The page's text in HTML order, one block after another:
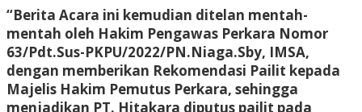
“Berita Acara ini kemudian ditelan mentah-
mentah oleh Hakim Pengawas Perkara Nomor
63/Pdt.Sus-PKPU/2022/PN.Niaga.Sby, IMSA,
dengan memberikan Rekomendasi Pailit kepada
Majelis Hakim Pemutus Perkara, sehingga
menjadikan PT. Hitakara diputus pailit pada